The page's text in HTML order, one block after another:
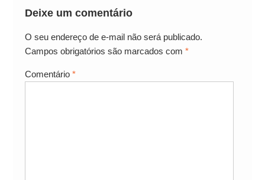
Deixe um comentário
O seu endereço de e-mail não será publicado.
Campos obrigatórios são marcados com *
Comentário *